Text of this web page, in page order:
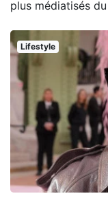
plus médiatisés
Lifestyle